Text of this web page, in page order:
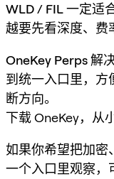
WLD / FIL 一定适
越要先看深度、费
OneKey Perps 解
到统一入口里，方
断方向。
下载 OneKey，从
如果你希望把加密
一个入口里观察，